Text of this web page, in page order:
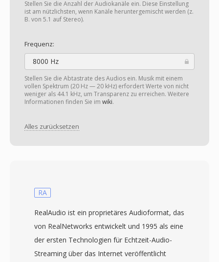
Stellen Sie die Anzahl der Audiokanäle ein. Diese Einstellung
ist am nützlichsten, wenn Kanäle heruntergemischt werden (z.
B. von 5.1 auf Stereo).
Frequenz:
8000 Hz
Stellen Sie die Abtastrate des Audios ein. Musik mit einem
vollen Spektrum (20 Hz — 20 kHz) erfordert Werte von nicht
weniger als 44.1 kHz, um Transparenz zu erreichen. Weitere
Informationen finden Sie im wiki.
Alles zurücksetzen
RA
RealAudio ist ein proprietäres Audioformat, das
von RealNetworks entwickelt und 1995 als eine
der ersten Technologien für Echtzeit-Audio-
Streaming über das Internet veröffentlicht